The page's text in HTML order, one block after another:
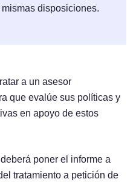
disposiciones.
a un asesor
que evalúe sus políticas y
en apoyo de estos
poner el informe a
tratamiento a petición de